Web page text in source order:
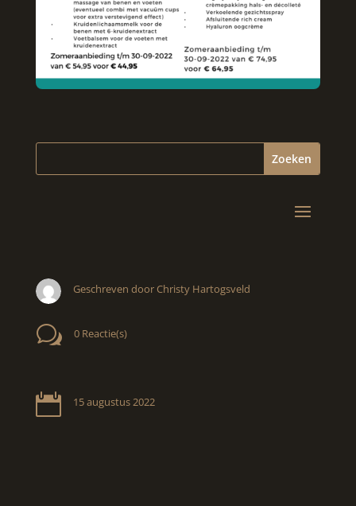
Geschreven door Christy Hartogsveld
w 0 Reactie(s)
 15 augustus 2022